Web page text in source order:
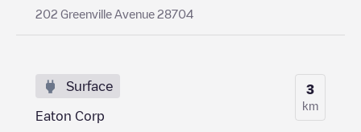
202 Greenville Avenue 28704
Surface
Eaton Corp
3
km